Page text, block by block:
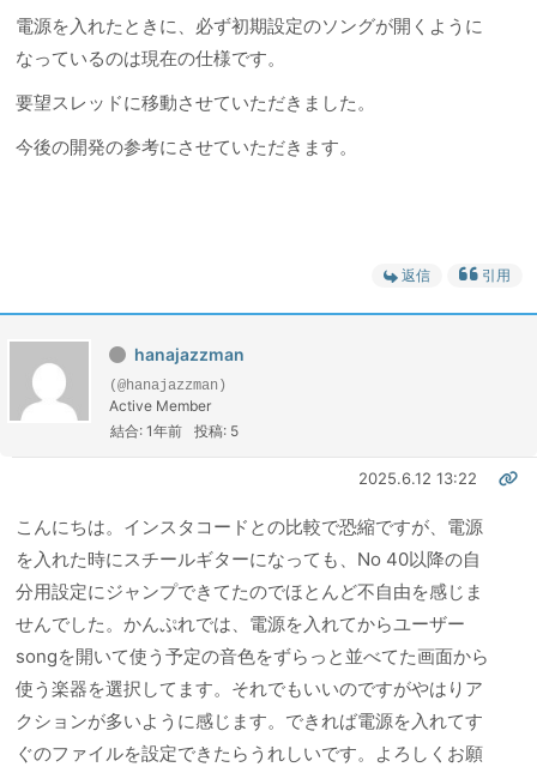
電源を入れたときに、必ず初期設定のソングが開くように
なっているのは現在の仕様です。
要望スレッドに移動させていただきました。
今後の開発の参考にさせていただきます。
返信 引用
hanajazzman
(@hanajazzman)
Active Member
結合: 1年前
投稿: 5
2025.6.12 13:22
こんにちは。インスタコードとの比較で恐縮ですが、電源
を入れた時にスチールギターになっても、No 40以降の自
分用設定にジャンプできてたのでほとんど不自由を感じま
せんでした。かんぷれでは、電源を入れてからユーザー
songを開いて使う予定の音色をずらっと並べてた画面から
使う楽器を選択してます。それでもいいのですがやはりア
クションが多いように感じます。できれば電源を入れてす
ぐのファイルを設定できたらうれしいです。よろしくお願